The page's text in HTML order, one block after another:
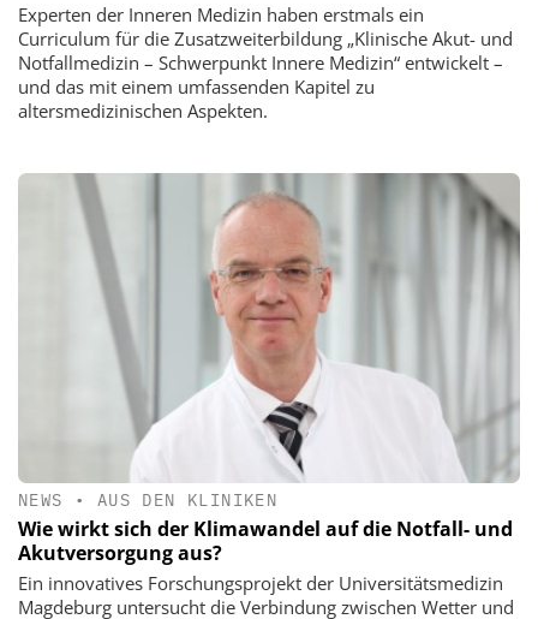
Experten der Inneren Medizin haben erstmals ein
Curriculum für die Zusatzweiterbildung „Klinische Akut- und
Notfallmedizin – Schwerpunkt Innere Medizin“ entwickelt –
und das mit einem umfassenden Kapitel zu
altersmedizinischen Aspekten.
NEWS • AUS DEN KLINIKEN
Wie wirkt sich der Klimawandel auf die Notfall- und
Akutversorgung aus?
Ein innovatives Forschungsprojekt der Universitätsmedizin
Magdeburg untersucht die Verbindung zwischen Wetter und